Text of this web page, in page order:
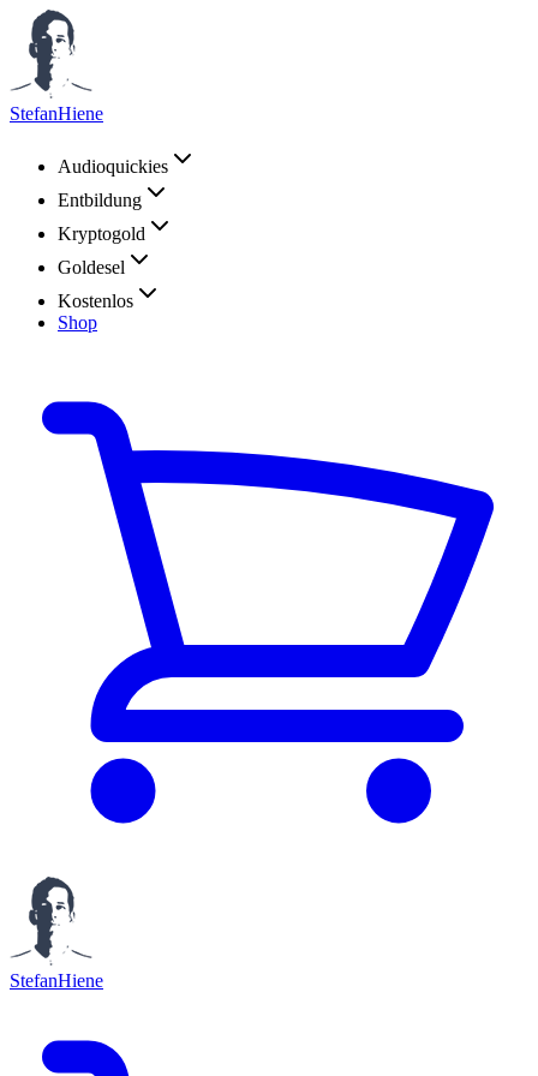
StefanHiene
Audioquickies
Entbildung
Kryptogold
Goldesel
Kostenlos
Shop
StefanHiene